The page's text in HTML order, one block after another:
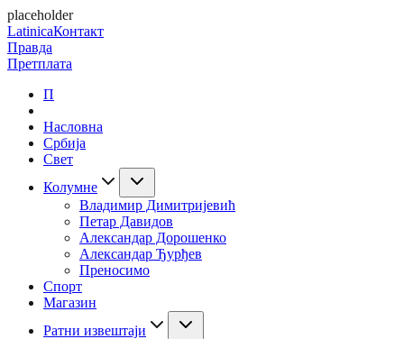
placeholder
LatinicaКонтакт
Правда
Претплата
П
Насловна
Србија
Свет
Колумне
Владимир Димитријевић
Петар Давидов
Александар Дорошенко
Александар Ђурђев
Преносимо
Спорт
Магазин
Ратни извештаји